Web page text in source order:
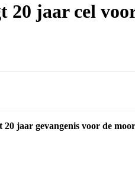
jaar cel
jaar gevangenis voor de